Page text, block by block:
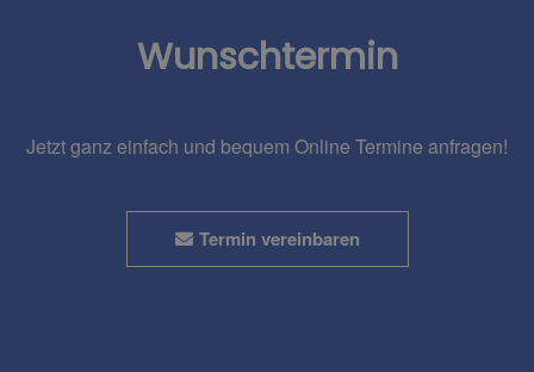
Wunschtermin
Jetzt ganz einfach und bequem Online Termine anfragen!
Termin vereinbaren